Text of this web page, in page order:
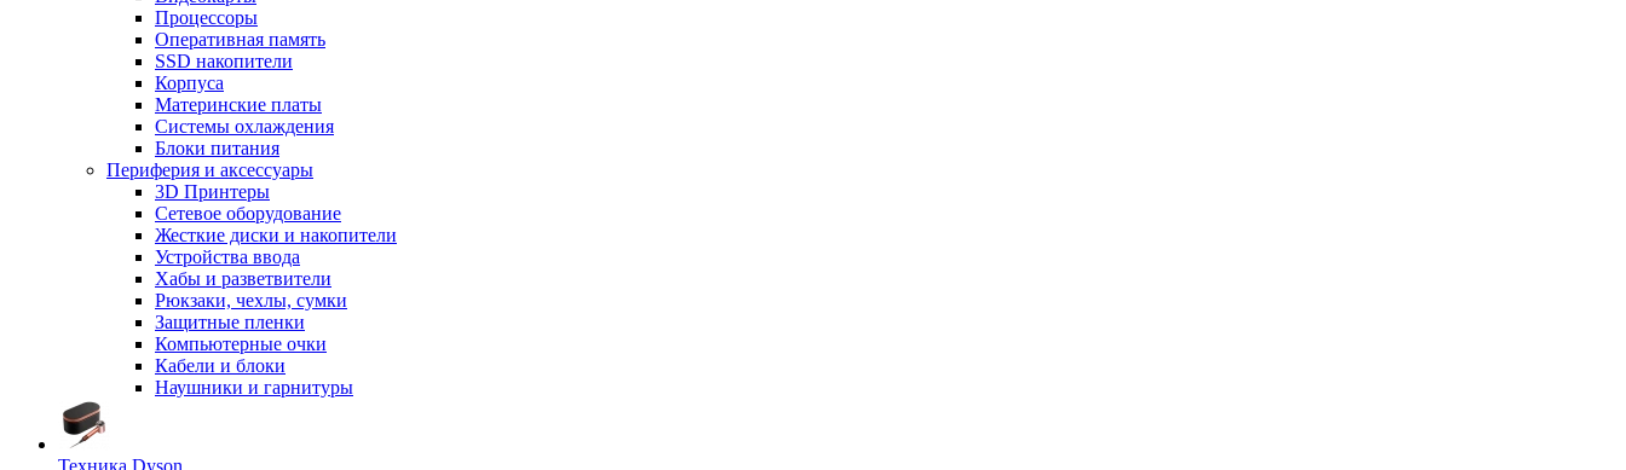
Процессоры
Оперативная память
SSD накопители
Корпуса
Материнские платы
Системы охлаждения
Блоки питания
Периферия и аксессуары
3D Принтеры
Сетевое оборудование
Жесткие диски и накопители
Устройства ввода
Хабы и разветвители
Рюкзаки, чехлы, сумки
Защитные пленки
Компьютерные очки
Кабели и блоки
Наушники и гарнитуры
Техника Dyson